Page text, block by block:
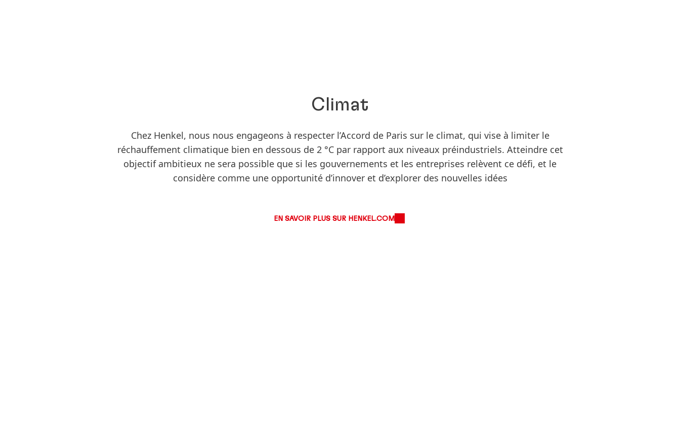
Climat
Chez Henkel, nous nous engageons à respecter l’Accord de Paris sur le climat, qui vise à limiter le
réchauffement climatique bien en dessous de 2 °C par rapport aux niveaux préindustriels. Atteindre cet
objectif ambitieux ne sera possible que si les gouvernements et les entreprises relèvent ce défi, et le
considère comme une opportunité d’innover et d’explorer des nouvelles idées
EN SAVOIR PLUS SUR HENKEL.COM